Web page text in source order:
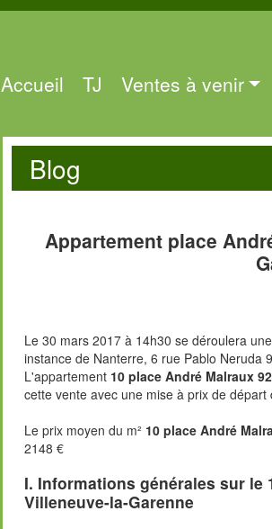
Accueil TJ Ventes à venir
Blog
Appartement place
Le 30 mars 2017 à 14h30 se déroulera
instance de Nanterre, 6 rue Pablo Neruda
L'appartement 10 place André Malraux
cette vente avec une mise à prix de départ
Le prix moyen du m² 10 place André
2148 €
I. Informations générales sur le
Villeneuve-la-Garenne